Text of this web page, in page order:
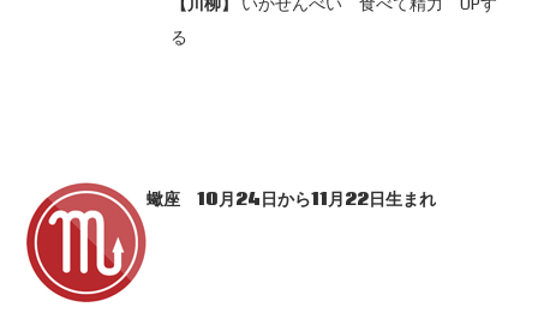
る
蠍座 10月24日から11月22日生まれ